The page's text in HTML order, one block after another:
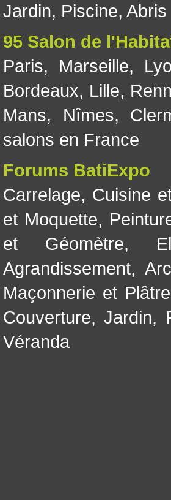
Jardin, Piscine,
95 Salon de
Paris, Marseille,
Bordeaux, Lille,
Mans, Nîmes,
salons en France
Forums BatiExpo
Carrelage, Cuisine
et Moquette,
et Géomètre,
Agrandissement,
Maçonnerie et
Couverture,Jardin,
Véranda